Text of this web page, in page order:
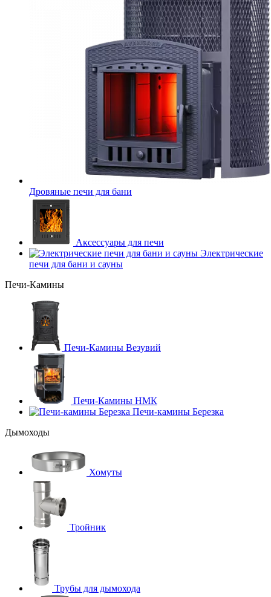
Дровяные печи для бани
Аксессуары для печи
Электрические
печи для бани и сауны
Печи-Камины
Печи-Камины Везувий
Печи-Камины НМК
Печи-камины Березка
Дымоходы
Хомуты
Тройник
Трубы для дымохода